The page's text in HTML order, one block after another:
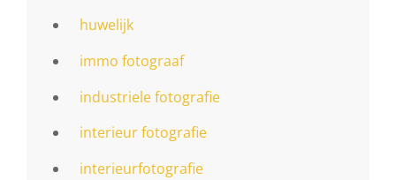
huwelijk
immo fotograaf
industriele fotografie
interieur fotografie
interieurfotografie